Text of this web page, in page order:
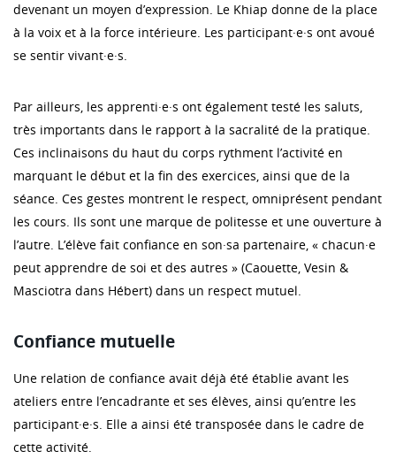
devenant un moyen d’expression. Le Khiap donne de la place
à la voix et à la force intérieure. Les participant·e·s ont avoué
se sentir vivant·e·s.
Par ailleurs, les apprenti·e·s ont également testé les saluts,
très importants dans le rapport à la sacralité de la pratique.
Ces inclinaisons du haut du corps rythment l’activité en
marquant le début et la fin des exercices, ainsi que de la
séance. Ces gestes montrent le respect, omniprésent pendant
les cours. Ils sont une marque de politesse et une ouverture à
l’autre. L’élève fait confiance en son·sa partenaire, « chacun·e
peut apprendre de soi et des autres » (Caouette, Vesin &
Masciotra dans Hébert) dans un respect mutuel.
Confiance mutuelle
Une relation de confiance avait déjà été établie avant les
ateliers entre l’encadrante et ses élèves, ainsi qu’entre les
participant·e·s. Elle a ainsi été transposée dans le cadre de
cette activité.